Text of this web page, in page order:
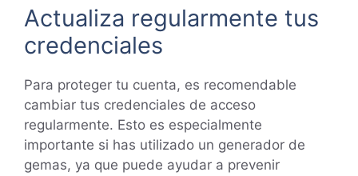
Actualiza regularmente tus
credenciales
Para proteger tu cuenta, es recomendable
cambiar tus credenciales de acceso
regularmente. Esto es especialmente
importante si has utilizado un generador de
gemas, ya que puede ayudar a prevenir